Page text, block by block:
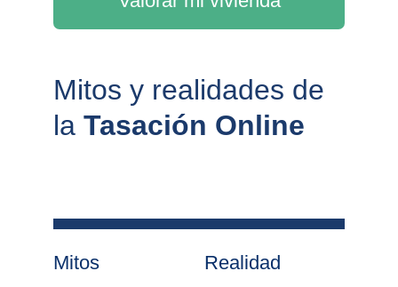
Mitos y realidades de
la Tasación Online
Mitos Realidad